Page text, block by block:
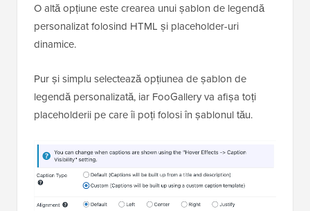
O altă opțiune este crearea unui șablon de legendă
personalizat folosind HTML și placeholder-uri
dinamice.
Pur și simplu selectează opțiunea de șablon de
legendă personalizată, iar FooGallery va afișa toți
placeholderii pe care îi poți folosi în șablonul tău.